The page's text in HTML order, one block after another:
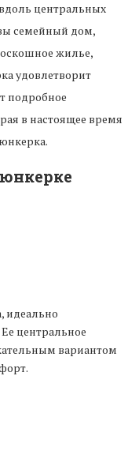
центральных
семейный дом,
жилье,
удовлетворит
подробное
в настоящее время
идеально
центральное
вариантом